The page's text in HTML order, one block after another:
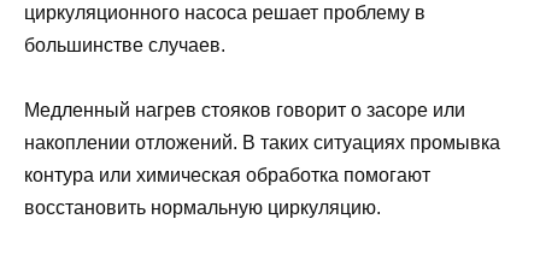
циркуляционного насоса решает проблему в
большинстве случаев.
Медленный нагрев стояков говорит о засоре или
накоплении отложений. В таких ситуациях промывка
контура или химическая обработка помогают
восстановить нормальную циркуляцию.